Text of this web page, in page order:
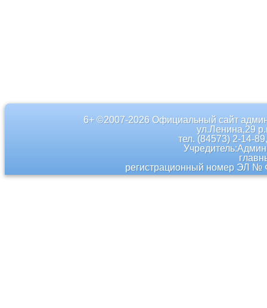
6+ ©2007-2026 Официальный сайт
ул.Ленина,29
тел. (84573) 2-14-
регистрационный номер ЭЛ №